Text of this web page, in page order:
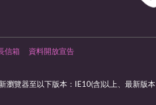
信箱 資料開放宣告
瀏覽器至以下版本：IE10(含)以上、最新版本